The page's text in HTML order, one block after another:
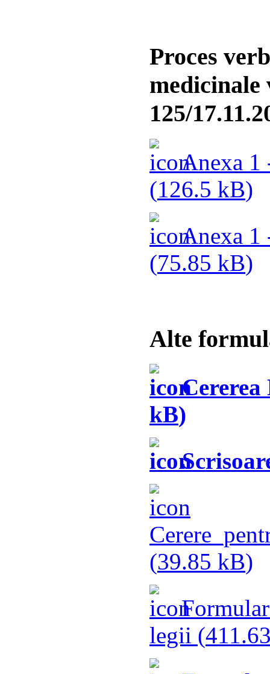
Proces
125/
Anexa 1
(126.5 kB)
Anexa 1
(75.85 kB)
Alte
Cererea
kB)
(39.85 kB)
legii (